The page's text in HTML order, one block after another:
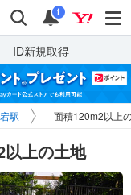
検索 通知
i
ID新規取得
駅 面積120m2以上
上の土地